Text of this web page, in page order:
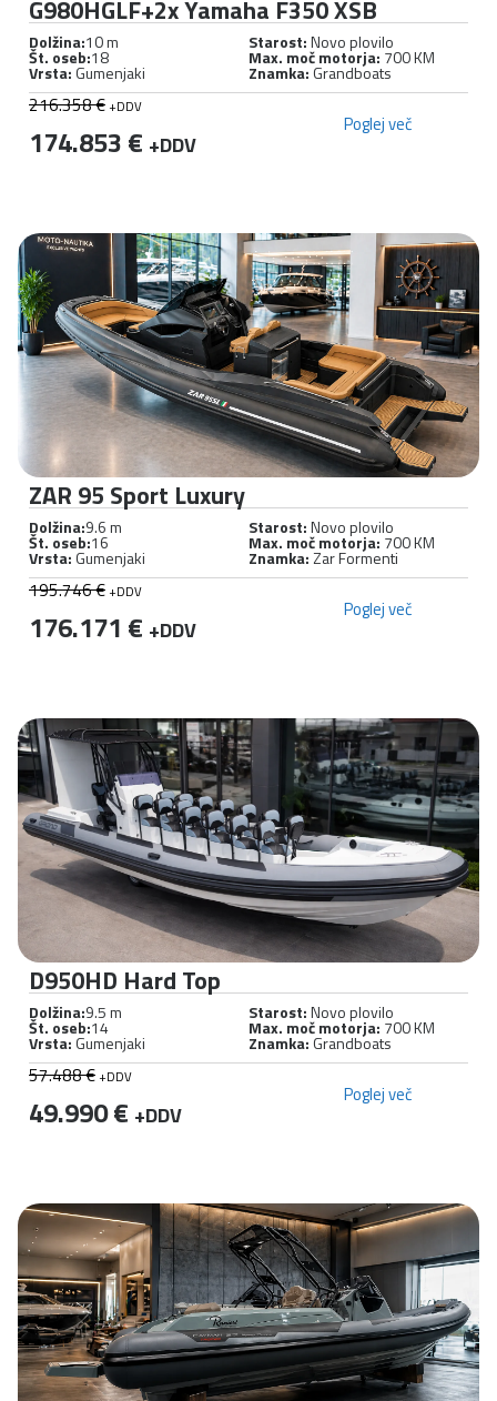
G980HGLF+2x Yamaha F350 XSB
Dolžina:10 m Starost:Novo plovilo
Št. oseb:18 Max. moč motorja: 700 KM
Vrsta: Gumenjaki Znamka:Grandboats
216.358 € +DDV
174.853 € +DDV
Poglej več
ZAR 95 Sport Luxury
Dolžina:9.6 m Starost:Novo plovilo
Št. oseb:16 Max. moč motorja: 700 KM
Vrsta: Gumenjaki Znamka:Zar Formenti
195.746 € +DDV
176.171 € +DDV
Poglej več
D950HD Hard Top
Dolžina:9.5 m Starost:Novo plovilo
Št. oseb:14 Max. moč motorja: 700 KM
Vrsta: Gumenjaki Znamka:Grandboats
57.488 € +DDV
49.990 € +DDV
Poglej več